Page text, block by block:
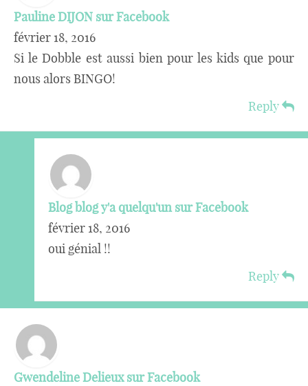
Pauline DIJON sur Facebook
février 18, 2016
Si le Dobble est aussi bien pour les kids que pour
nous alors BINGO!
Reply
Blog blog y'a quelqu'un sur Facebook
février 18, 2016
oui génial !!
Reply
Gwendeline Delieux sur Facebook